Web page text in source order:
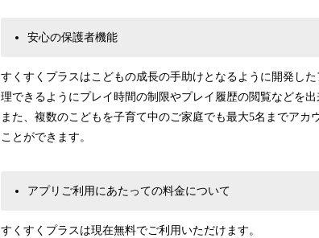
安心の保護者機能
すくすくプラスはこどもの成長の手助けとなるように開発し
理できるようにプレイ時間の制限やプレイ履歴の閲覧などを出
また、複数のこどもを子育て中のご家庭でも最大5名までア
ことができます。
アプリご利用にあたっての料金について
すくすくプラスは現在無料でご利用いただけます。